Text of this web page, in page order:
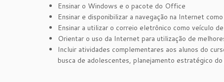
Ensinar o Windows e o pacote do Office
Ensinar e disponibilizar a navegação na Internet
Ensinar a utilizar o correio eletrônico como veículo
Orientar o uso da Internet para utilização de
Incluir atividades complementares aos alunos do
busca de adolescentes, planejamento estratégico